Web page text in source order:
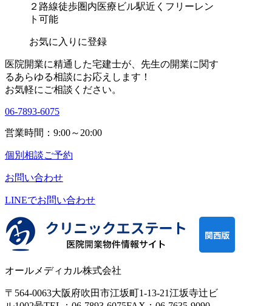
２路線徒歩圏内医療ビル駅近く フリーレン
ト可能
お気に入りに登録
医院開業に精通した宅建士が、 先生の開業に関す
るあらゆる相談にお応えします！
お気軽にご相談ください。
06-7893-6075
営業時間：9:00～20:00
個別相談ご予約
お問い合わせ
LINEでお問い合わせ
オールメディカル株式会社
〒564-0063大阪府吹田市江坂町1-13-21江坂寺辻ビ